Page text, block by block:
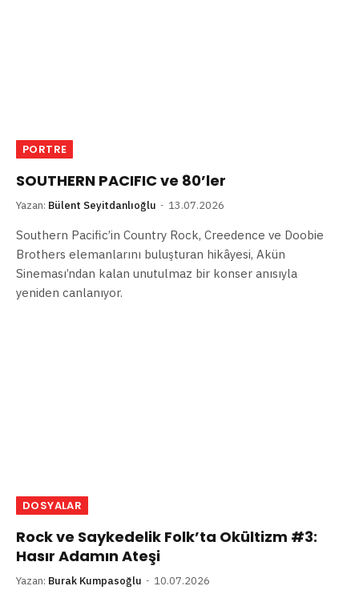
PORTRE
SOUTHERN PACIFIC ve 80’ler
Yazan: Bülent Seyitdanlıoğlu 13.07.2026
Southern Pacific’in Country Rock, Creedence ve Doobie
Brothers elemanlarını buluşturan hikâyesi, Akün
Sineması’ndan kalan unutulmaz bir konser anısıyla
yeniden canlanıyor.
DOSYALAR
Rock ve Saykedelik Folk’ta Okültizm #3:
Hasır Adamın Ateşi
Yazan: Burak Kumpasoğlu 10.07.2026